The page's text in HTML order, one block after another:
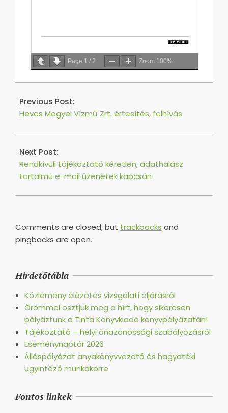
Page 1 / 2 Zoom 100%
2021-
14
Previous Post:
Heves Megyei Vízmű Zrt. értesítés, felhívás
Next Post:
Rendkívüli tájékoztató kéretlen, adathalász
tartalmú e-mail üzenetek kapcsán
Comments are closed, but trackbacks and
pingbacks are open.
Hirdetőtábla
Közlemény előzetes vizsgálati eljárásról
Örömmel osztjuk meg a hírt, hogy sikeresen
pályáztunk a Tinta Könyvkiadó könyvpályázatán!
Tájékoztató – helyi önazonossági szabályozásról
Eseménynaptár 2026
Álláspályázat anyakönyvvezető és hagyatéki
ügyintéző munkakörre
Fontos linkek